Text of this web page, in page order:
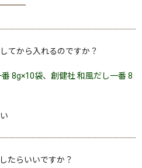
てから入れるのですか？
8g×10袋、創健社 和風だし一番 8
たらいいですか？